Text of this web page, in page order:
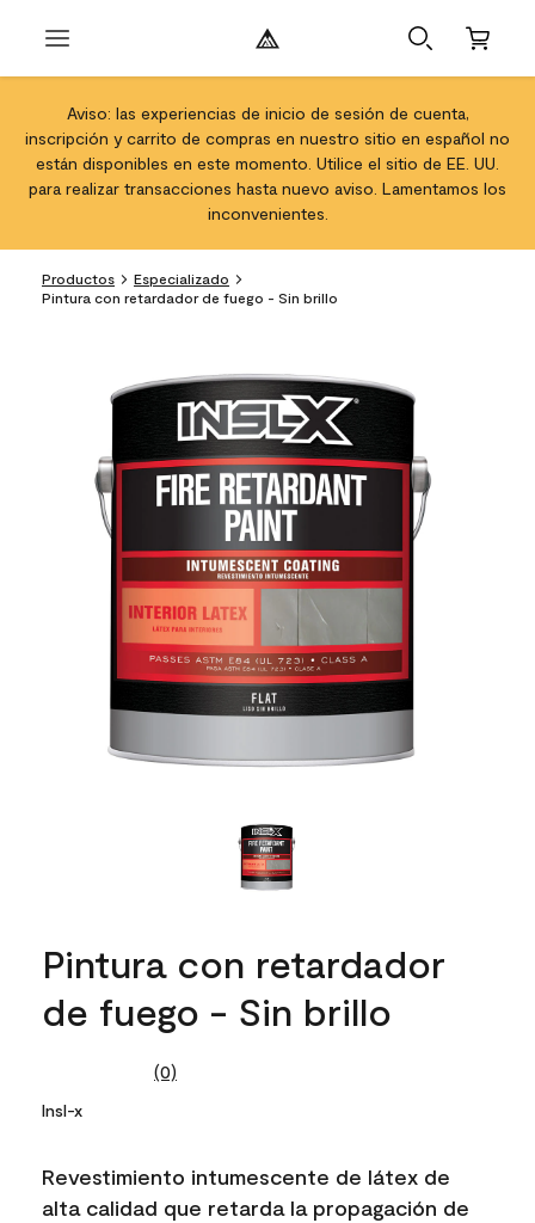
Aviso: las experiencias de inicio de sesión de cuenta,
inscripción y carrito de compras en nuestro sitio en español no
están disponibles en este momento. Utilice el sitio de EE. UU.
para realizar transacciones hasta nuevo aviso. Lamentamos los
inconvenientes.
Productos
Especializado
Pintura con retardador de fuego - Sin brillo
Pintura con retardador
de fuego - Sin brillo
No
link.
(0)
Insl-x
Revestimiento intumescente de látex de
alta calidad que retarda la propagación de